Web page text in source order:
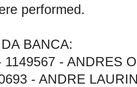
performed.
BANCA:
1149567 - ANDRES
- ANDRE